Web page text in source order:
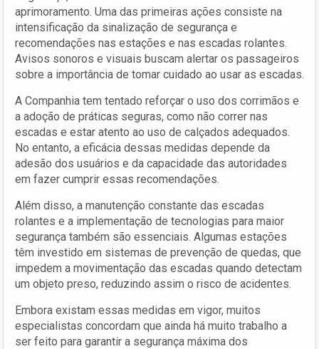
aprimoramento. Uma das primeiras ações consiste na
intensificação da sinalização de segurança e
recomendações nas estações e nas escadas rolantes.
Avisos sonoros e visuais buscam alertar os passageiros
sobre a importância de tomar cuidado ao usar as escadas.
A Companhia tem tentado reforçar o uso dos corrimãos e
a adoção de práticas seguras, como não correr nas
escadas e estar atento ao uso de calçados adequados.
No entanto, a eficácia dessas medidas depende da
adesão dos usuários e da capacidade das autoridades
em fazer cumprir essas recomendações.
Além disso, a manutenção constante das escadas
rolantes e a implementação de tecnologias para maior
segurança também são essenciais. Algumas estações
têm investido em sistemas de prevenção de quedas, que
impedem a movimentação das escadas quando detectam
um objeto preso, reduzindo assim o risco de acidentes.
Embora existam essas medidas em vigor, muitos
especialistas concordam que ainda há muito trabalho a
ser feito para garantir a segurança máxima dos